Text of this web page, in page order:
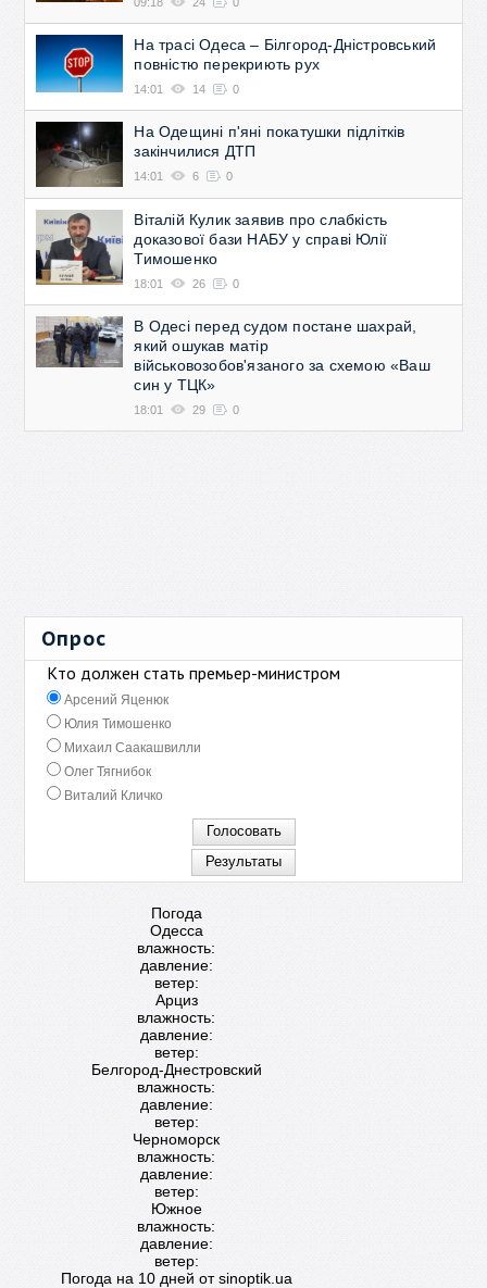
На трасі Одеса – Білгород-Дністровський
повністю перекриють рух
14:01 14 0
На Одещині п'яні покатушки підлітків
закінчилися ДТП
14:01 6 0
Віталій Кулик заявив про слабкість
доказової бази НАБУ у справі Юлії
Тимошенко
18:01 26 0
В Одесі перед судом постане шахрай,
який ошукав матір
військовозобов'язаного за схемою «Ваш
син у ТЦК»
18:01 29 0
Опрос
Кто должен стать премьер-министром
Арсений Яценюк
Юлия Тимошенко
Михаил Саакашвилли
Олег Тягнибок
Виталий Кличко
Погода
Одесса
влажность:
давление:
ветер:
Арциз
влажность:
давление:
ветер:
Белгород-Днестровский
влажность:
давление:
ветер:
Черноморск
влажность:
давление:
ветер:
Южное
влажность:
давление:
ветер:
Погода на 10 дней отsinoptik.ua